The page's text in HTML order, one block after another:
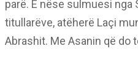
parë. E nëse sulmuesi
titullarëve, atëherë Laçi
Abrashit. Me Asanin që do